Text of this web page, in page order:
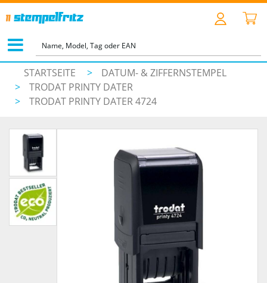
STARTSEITE >
DATUM- & ZIFFERNSTEMPEL
>
TRODAT PRINTY DATER
>
TRODAT PRINTY DATER 4724